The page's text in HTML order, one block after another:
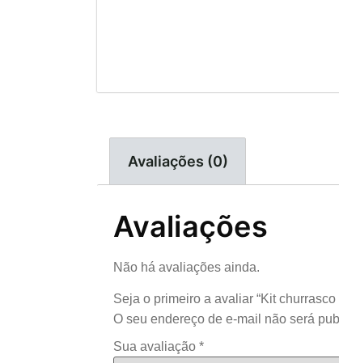
Avaliações (0)
Avaliações
Não há avaliações ainda.
Seja o primeiro a avaliar “Kit
O seu endereço de e-mail não será
Sua avaliação *